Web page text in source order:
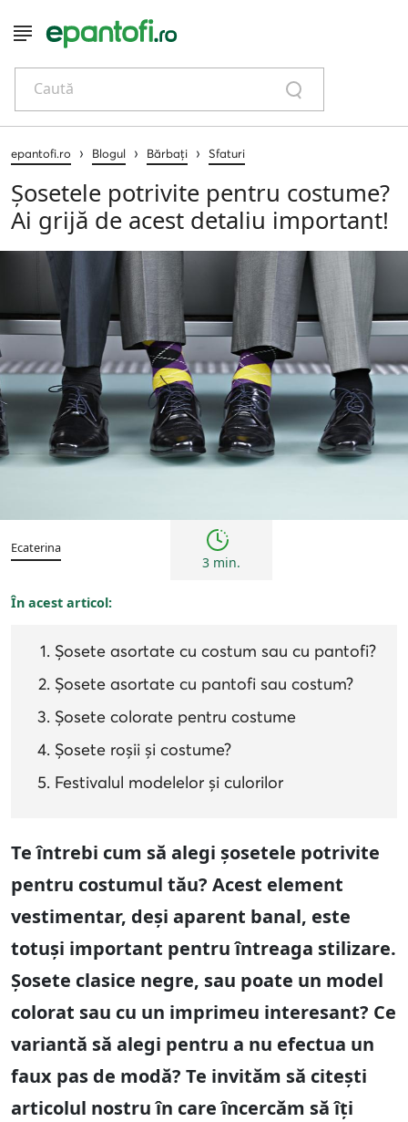
Caută
epantofi.ro › Blogul › Bărbați › Sfaturi
Șosetele potrivite pentru costume?
Ai grijă de acest detaliu important!
Ecaterina
3 min.
În acest articol:
Șosete asortate cu costum sau cu pantofi?
Șosete asortate cu pantofi sau costum?
Șosete colorate pentru costume
Șosete roșii și costume?
Festivalul modelelor și culorilor
Te întrebi cum să alegi șosetele potrivite
pentru costumul tău? Acest element
vestimentar, deși aparent banal, este
totuși important pentru întreaga stilizare.
Șosete clasice negre, sau poate un model
colorat sau cu un imprimeu interesant? Ce
variantă să alegi pentru a nu efectua un
faux pas de modă? Te invităm să citești
articolul nostru în care încercăm să îți